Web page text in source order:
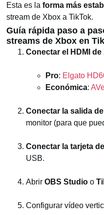
Esta es la forma más
stream de Xbox a TikTok.
Guía rápida paso a
streams de Xbox en
Conectar el HDMI
Pro: Elgato
Económica:
Conectar la salida
monitor (para que
Conectar la tarjeta
USB.
Abrir OBS Studio o
Configurar vídeo